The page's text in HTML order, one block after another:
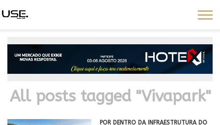
All posts tagged "Vivapark"
POR DENTRO DA INFRAESTRUTURA DO